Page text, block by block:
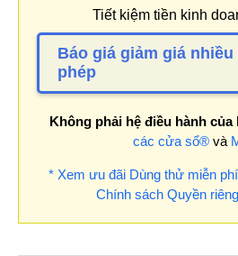
Tiết kiệm tiền kinh
Báo giá giảm giá nhiều
phép
Không phải hệ điều hành của
các cửa sổ®và
* Xem ưu đãi Dùng thử miễn
Chính sách Quyền